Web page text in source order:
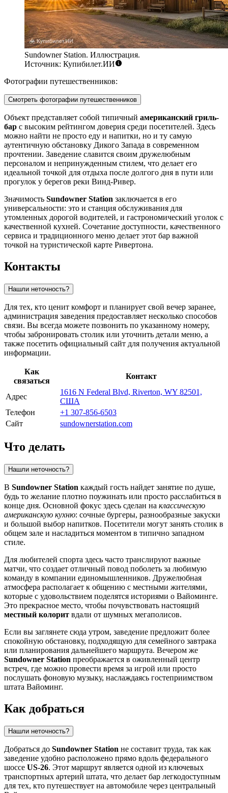
Sundowner Station. Иллюстрация.
Источник: Купибилет.ИИ
Фотографии путешественников:
Смотреть фотографии путешественников
Объект представляет собой типичный американский гриль-
бар с высоким рейтингом доверия среди посетителей. Здесь
можно найти не просто еду и напитки, но и ту самую
аутентичную обстановку Дикого Запада в современном
прочтении. Заведение славится своим дружелюбным
персоналом и непринужденным стилем, что делает его
идеальной точкой для отдыха после долгого дня в пути или
прогулок у берегов реки Винд-Ривер.
Значимость Sundowner Station заключается в его
универсальности: это и станция обслуживания для
утомленных дорогой водителей, и гастрономический уголок с
качественной кухней. Сочетание доступности, качественного
сервиса и традиционного меню делает этот бар важной
точкой на туристической карте Ривертона.
Контакты
Нашли неточность?
Для тех, кто ценит комфорт и планирует свой вечер заранее,
администрация заведения предоставляет несколько способов
связи. Вы всегда можете позвонить по указанному номеру,
чтобы забронировать столик или уточнить детали меню, а
также посетить официальный сайт для получения актуальной
информации.
Как
связаться
Контакт
Адрес
1616 N Federal Blvd, Riverton, WY 82501,
США
Телефон
+1 307-856-6503
Сайт
sundownerstation.com
Что делать
Нашли неточность?
В Sundowner Station каждый гость найдет занятие по душе,
будь то желание плотно поужинать или просто расслабиться в
конце дня. Основной фокус здесь сделан на классическую
американскую кухню: сочные бургеры, разнообразные закуски
и большой выбор напитков. Посетители могут занять столик в
общем зале и насладиться моментом в типично западном
стиле.
Для любителей спорта здесь часто транслируют важные
матчи, что создает отличный повод поболеть за любимую
команду в компании единомышленников. Дружелюбная
атмосфера располагает к общению с местными жителями,
которые с удовольствием поделятся историями о Вайоминге.
Это прекрасное место, чтобы почувствовать настоящий
местный колорит вдали от шумных мегаполисов.
Если вы заглянете сюда утром, заведение предложит более
спокойную обстановку, подходящую для семейного завтрака
или планирования дальнейшего маршрута. Вечером же
Sundowner Station преображается в оживленный центр
встреч, где можно провести время за игрой или просто
послушать фоновую музыку, наслаждаясь гостеприимством
штата Вайоминг.
Как добраться
Нашли неточность?
Добраться до Sundowner Station не составит труда, так как
заведение удобно расположено прямо вдоль федерального
шоссе US-26. Этот маршрут является одной из ключевых
транспортных артерий штата, что делает бар легкодоступным
для тех, кто путешествует на автомобиле через центральный